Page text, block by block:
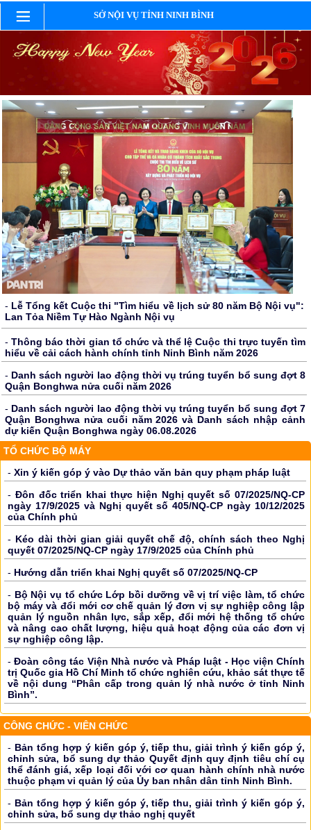
SỞ NỘI VỤ TỈNH NINH BÌNH
- Lễ Tổng kết Cuộc thi "Tìm hiểu về lịch sử 80 năm Bộ Nội vụ":
Lan Tỏa Niềm Tự Hào Ngành Nội vụ
-Thông báo thời gian tổ chức và thể lệ Cuộc thi trực tuyến tìm
hiểu về cải cách hành chính tỉnh Ninh Bình năm 2026
- Danh sách người lao động thời vụ trúng tuyển bổ sung đợt 8
Quận Bonghwa nửa cuối năm 2026
- Danh sách người lao động thời vụ trúng tuyển bổ sung đợt 7
Quận Bonghwa nửa cuối năm 2026 và Danh sách nhập cảnh
dự kiến Quận Bonghwa ngày 06.08.2026
TỔ CHỨC BỘ MÁY
- Xin ý kiến góp ý vào Dự thảo văn bản quy phạm pháp luật
- Đôn đốc triển khai thực hiện Nghị quyết số 07/2025/NQ-CP
ngày 17/9/2025 và Nghị quyết số 405/NQ-CP ngày 10/12/2025
của Chính phủ
- Kéo dài thời gian giải quyết chế độ, chính sách theo Nghị
quyết 07/2025/NQ-CP ngày 17/9/2025 của Chính phủ
- Hướng dẫn triển khai Nghị quyết số 07/2025/NQ-CP
- Bộ Nội vụ tổ chức Lớp bồi dưỡng về vị trí việc làm, tổ chức
bộ máy và đổi mới cơ chế quản lý đơn vị sự nghiệp công lập
quản lý nguồn nhân lực, sắp xếp, đổi mới hệ thống tổ chức
và nâng cao chất lượng, hiệu quả hoạt động của các đơn vị
sự nghiệp công lập.
-Đoàn công tác Viện Nhà nước và Pháp luật - Học viện Chính
trị Quốc gia Hồ Chí Minh tổ chức nghiên cứu, khảo sát thực tế
về nội dung “Phân cấp trong quản lý nhà nước ở tỉnh Ninh
Bình”.
CÔNG CHỨC - VIÊN CHỨC
- Bản tổng hợp ý kiến góp ý, tiếp thu, giải trình ý kiến góp ý,
chỉnh sửa, bổ sung dự thảo Quyết định quy định tiêu chí cụ
thể đánh giá, xếp loại đối với cơ quan hành chính nhà nước
thuộc phạm vi quản lý của Ủy ban nhân dân tỉnh Ninh Bình.
- Bản tổng hợp ý kiến góp ý, tiếp thu, giải trình ý kiến góp ý,
chỉnh sửa, bổ sung dự thảo nghị quyết